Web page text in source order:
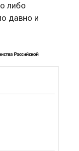
либо
давно и